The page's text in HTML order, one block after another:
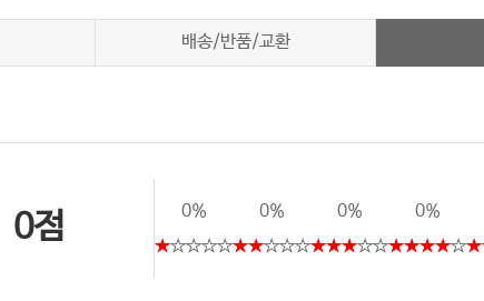
배송/반품/교환
0점
0%
★☆☆☆☆
0%
★★☆☆☆
0%
★★★☆☆
0%
★★★★☆